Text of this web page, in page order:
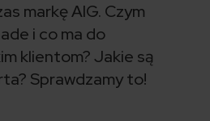
markę AIG. Czym
i co ma do
klientom? Jakie są
Sprawdzamy to!